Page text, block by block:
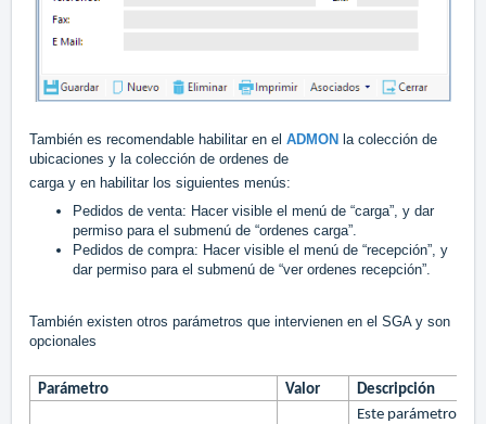
También es recomendable habilitar en el ADMON la colección de
ubicaciones y la colección de ordenes de
carga y en habilitar los siguientes menús:
Pedidos de venta: Hacer visible el menú de “carga”, y dar
permiso para el submenú de “ordenes carga”.
Pedidos de compra: Hacer visible el menú de “recepción”, y
dar permiso para el submenú de “ver ordenes recepción”.
También existen otros parámetros que intervienen en el SGA y son
opcionales
Parámetro Valor Descripción
Este parámetro